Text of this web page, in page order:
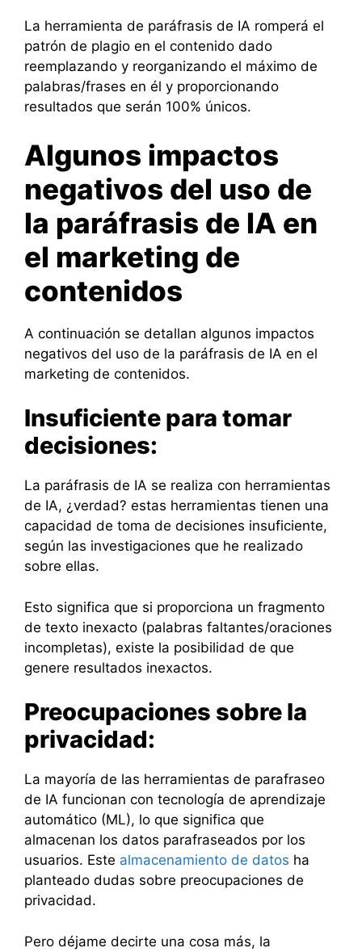
La herramienta de paráfrasis de IA romperá el
patrón de plagio en el contenido dado
reemplazando y reorganizando el máximo de
palabras/frases en él y proporcionando
resultados que serán 100% únicos.
Algunos impactos
negativos del uso de
la paráfrasis de IA en
el marketing de
contenidos
A continuación se detallan algunos impactos
negativos del uso de la paráfrasis de IA en el
marketing de contenidos.
Insuficiente para tomar
decisiones:
La paráfrasis de IA se realiza con herramientas
de IA, ¿verdad? estas herramientas tienen una
capacidad de toma de decisiones insuficiente,
según las investigaciones que he realizado
sobre ellas.
Esto significa que si proporciona un fragmento
de texto inexacto (palabras faltantes/oraciones
incompletas), existe la posibilidad de que
genere resultados inexactos.
Preocupaciones sobre la
privacidad:
La mayoría de las herramientas de parafraseo
de IA funcionan con tecnología de aprendizaje
automático (ML), lo que significa que
almacenan los datos parafraseados por los
usuarios. Este almacenamiento de datos ha
planteado dudas sobre preocupaciones de
privacidad.
Pero déjame decirte una cosa más, la